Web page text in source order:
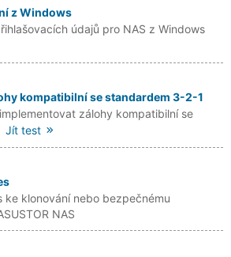
z Windows
údajů pro NAS z Windows
kompatibilní se standardem 3-2-1
zálohy kompatibilní se
Jít test
ke klonování nebo bezpečnému
NAS